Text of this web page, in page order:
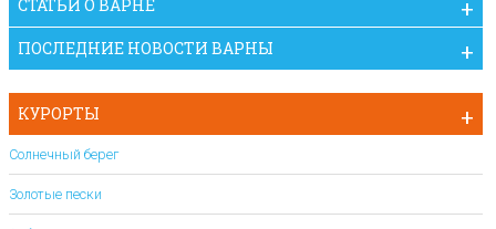
СТАТЬИ О ВАРНЕ
ПОСЛЕДНИЕ НОВОСТИ ВАРНЫ
КУРОРТЫ
Солнечный берег
Золотые пески